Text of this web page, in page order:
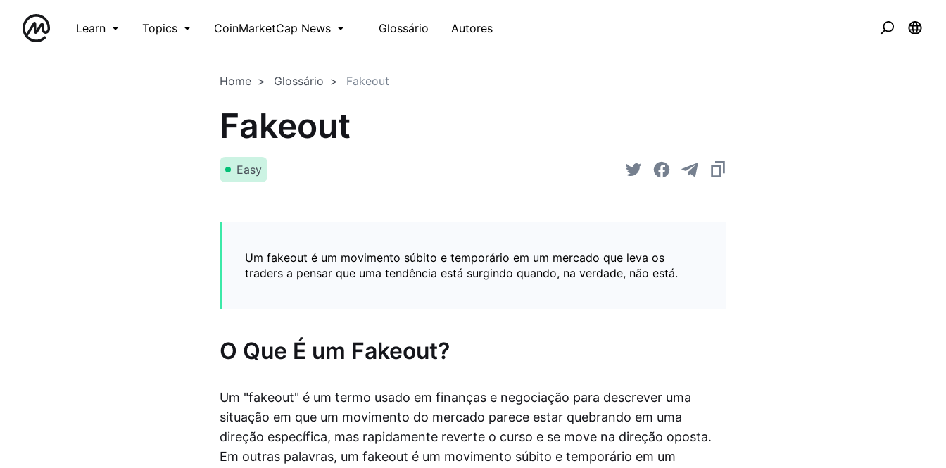
Learn Topics CoinMarketCap News Glossário Autores
Home Glossário Fakeout
Fakeout
Easy
Um fakeout é um movimento súbito e temporário em um mercado que leva os
traders a pensar que uma tendência está surgindo quando, na verdade, não está.
O Que É um Fakeout?
Um "fakeout" é um termo usado em finanças e negociação para descrever uma
situação em que um movimento do mercado parece estar quebrando em uma
direção específica, mas rapidamente reverte o curso e se move na direção oposta.
Em outras palavras, um fakeout é um movimento súbito e temporário em um